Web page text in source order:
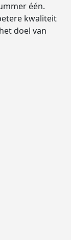
één.
kwaliteit
doel van